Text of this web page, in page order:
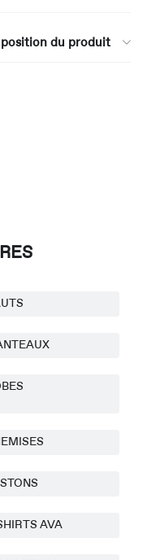
du produit
AVA